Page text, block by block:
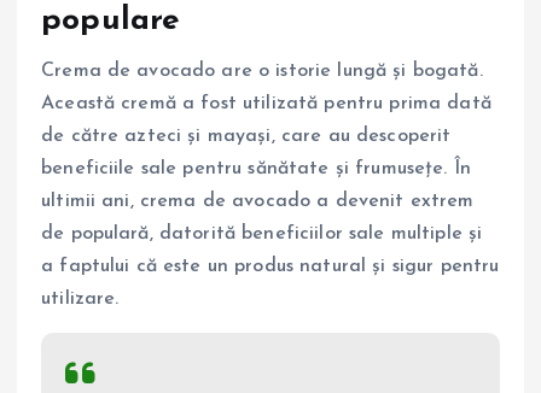
populare
Crema de avocado are o istorie lungă și bogată.
Această cremă a fost utilizată pentru prima dată
de către azteci și mayași, care au descoperit
beneficiile sale pentru sănătate și frumusețe. În
ultimii ani, crema de avocado a devenit extrem
de populară, datorită beneficiilor sale multiple și
a faptului că este un produs natural și sigur pentru
utilizare.